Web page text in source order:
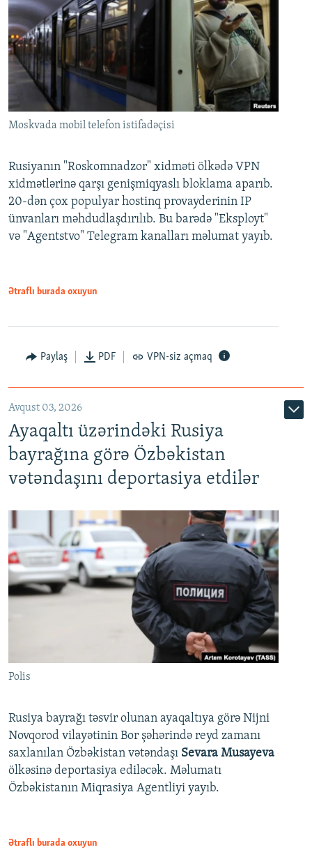
Moskvada mobil telefon istifadəçisi
Rusiyanın "Roskomnadzor" xidməti ölkədə VPN
xidmətlərinə qarşı genişmiqyaslı bloklama aparıb.
20-dən çox populyar hostinq provayderinin IP
ünvanları məhdudlaşdırılıb. Bu barədə "Eksployt"
və "Agentstvo" Telegram kanalları məlumat yayıb.
Ətraflı burada oxuyun
Paylaş PDF VPN-siz açmaq
Avqust 03, 2026
Ayaqaltı üzərindəki Rusiya
bayrağına görə Özbəkistan
vətəndaşını deportasiya etdilər
Polis
Rusiya bayrağı təsvir olunan ayaqaltıya görə Nijni
Novqorod vilayətinin Bor şəhərində reyd zamanı
saxlanılan Özbəkistan vətəndaşı Sevara Musayeva
ölkəsinə deportasiya ediləcək. Məlumatı
Özbəkistanın Miqrasiya Agentliyi yayıb.
Ətraflı burada oxuyun